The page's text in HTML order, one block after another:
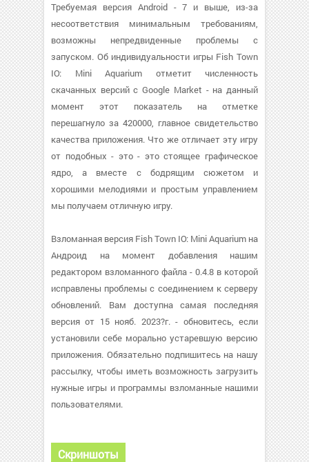
Требуемая версия Android - 7 и выше, из-за
несоответствия минимальным требованиям,
возможны непредвиденные проблемы с
запуском. Об индивидуальности игры Fish Town
IO: Mini Aquarium отметит численность
скачанных версий с Google Market - на данный
момент этот показатель на отметке
перешагнуло за 420000, главное свидетельство
качества приложения. Что же отличает эту игру
от подобных - это - это стоящее графическое
ядро, а вместе с бодрящим сюжетом и
хорошими мелодиями и простым управлением
мы получаем отличную игру.
Взломанная версия Fish Town IO: Mini Aquarium на
Андроид на момент добавления нашим
редактором взломанного файла - 0.4.8 в которой
исправлены проблемы с соединением к серверу
обновлений. Вам доступна самая последняя
версия от 15 нояб. 2023?г. - обновитесь, если
установили себе морально устаревшую версию
приложения. Обязательно подпишитесь на нашу
рассылку, чтобы иметь возможность загрузить
нужные игры и программы взломанные нашими
пользователями.
Скриншоты